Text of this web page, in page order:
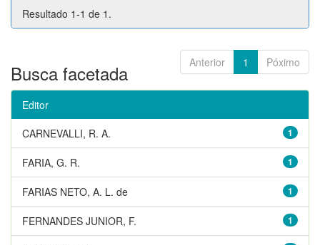
Resultado 1-1 de 1.
Anterior 1 Póximo
Busca facetada
Editor
1
CARNEVALLI, R. A.
1
FARIA, G. R.
1
FARIAS NETO, A. L. de
1
FERNANDES JUNIOR, F.